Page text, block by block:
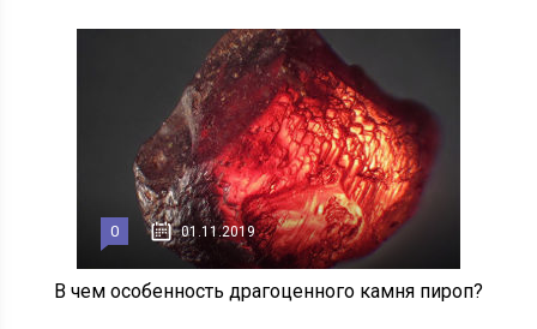
0 01.11.2019
В чем особенность драгоценного камня пироп?